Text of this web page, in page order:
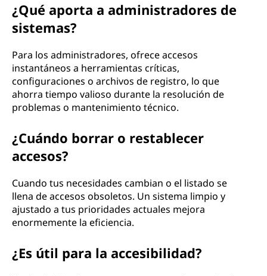
¿Qué aporta a administradores de
sistemas?
Para los administradores, ofrece accesos
instantáneos a herramientas críticas,
configuraciones o archivos de registro, lo que
ahorra tiempo valioso durante la resolución de
problemas o mantenimiento técnico.
¿Cuándo borrar o restablecer
accesos?
Cuando tus necesidades cambian o el listado se
llena de accesos obsoletos. Un sistema limpio y
ajustado a tus prioridades actuales mejora
enormemente la eficiencia.
¿Es útil para la accesibilidad?